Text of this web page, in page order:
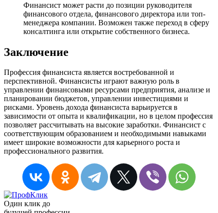
Финансист может расти до позиции руководителя
финансового отдела, финансового директора или топ-
менеджера компании. Возможен также переход в сферу
консалтинга или открытие собственного бизнеса.
Заключение
Профессия финансиста является востребованной и
перспективной. Финансисты играют важную роль в
управлении финансовыми ресурсами предприятия, анализе и
планировании бюджетов, управлении инвестициями и
рисками. Уровень дохода финансиста варьируется в
зависимости от опыта и квалификации, но в целом профессия
позволяет рассчитывать на высокие заработки. Финансист с
соответствующим образованием и необходимыми навыками
имеет широкие возможности для карьерного роста и
профессионального развития.
Один клик до